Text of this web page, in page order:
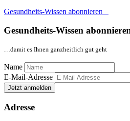
Gesundheits-Wissen abonnieren
Gesundheits-Wissen
…damit es Ihnen ganzheitlich gut geht
Name
E-Mail-Adresse
Jetzt anmelden
Adresse